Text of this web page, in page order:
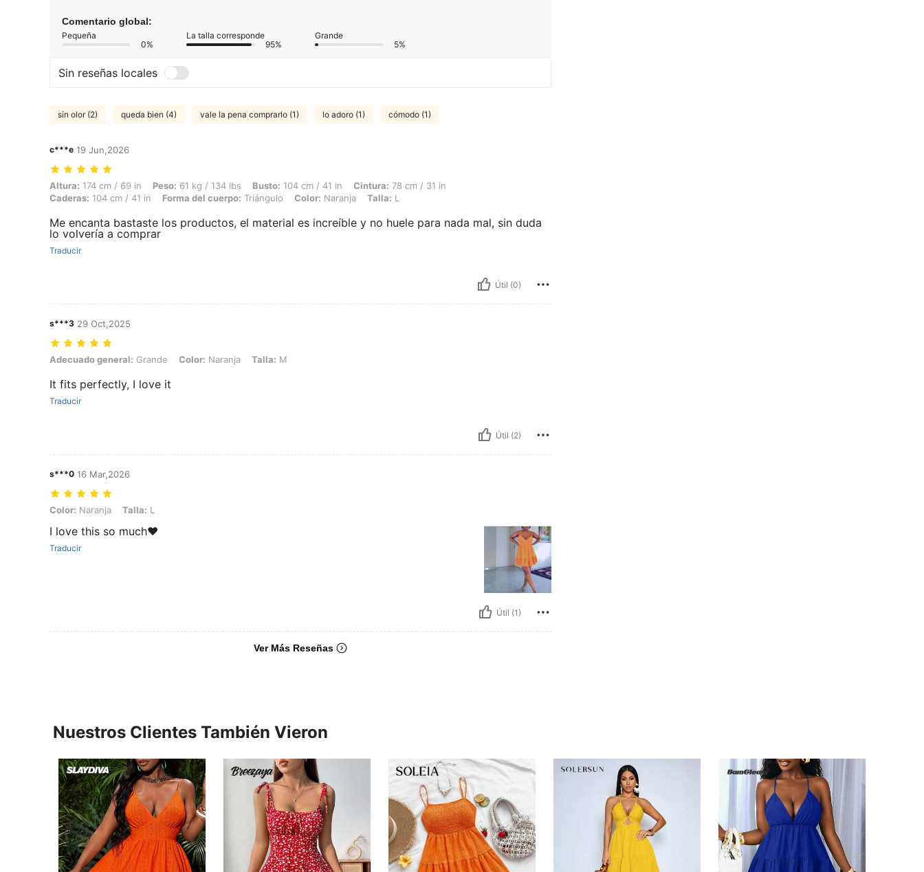
Comentario global:
Pequeña
0%
La talla corresponde
95%
Grande
5%
Sin reseñas locales
sin olor (2) queda bien (4) vale la pena comprarlo (1) lo adoro (1) cómodo (1)
c***e 19 Jun,2026
Altura: 174 cm / 69 in, Peso: 61 kg / 134 lbs, Busto: 104 cm / 41 in, Cintura: 78 cm / 31 in, Caderas: 104 cm / 41 in, Forma del cuerpo: Triángulo, Color: Naranja, Talla: L
Altura: 174 cm / 69 in Peso: 61 kg / 134 lbs Busto: 104 cm / 41 in Cintura: 78 cm / 31 in
Caderas: 104 cm / 41 in Forma del cuerpo: Triángulo Color: Naranja Talla: L
Me encanta bastaste los productos, el material es increíble y no huele para nada mal, sin duda
lo volvería a comprar
Traducir
Útil (0)
s***3 29 Oct,2025
Adecuado general: Grande, Color: Naranja, Talla: M
Adecuado general: Grande Color: Naranja Talla: M
It fits perfectly, I love it
Traducir
Útil (2)
s***0 16 Mar,2026
Color: Naranja, Talla: L
Color: Naranja Talla: L
I love this so much❤️
Traducir
Útil (1)
Ver Más Reseñas
Nuestros Clientes También Vieron